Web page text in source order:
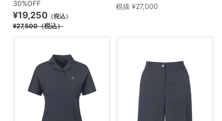
30%OFF
¥19,250 （税込）
¥27,500（税込）
税抜 ¥27,000